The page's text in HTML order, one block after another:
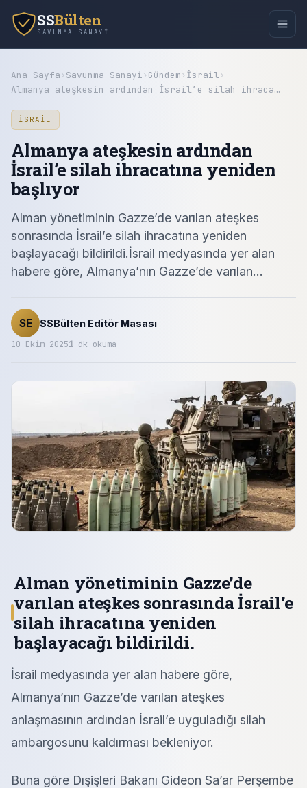
SSBülten
SAVUNMA SANAYI
Ana Sayfa› Savunma Sanayi› Gündem› İsrail›
Almanya ateşkesin ardından İsrail’e silah ihraca…
İSRAIL
Almanya ateşkesin ardından
İsrail’e silah ihracatına yeniden
başlıyor
Alman yönetiminin Gazze’de varılan ateşkes
sonrasında İsrail’e silah ihracatına yeniden
başlayacağı bildirildi.İsrail medyasında yer alan
habere göre, Almanya’nın Gazze’de varılan…
SE SSBülten Editör Masası
10 Ekim 20251 dk okuma
Alman yönetiminin Gazze’de
varılan ateşkes sonrasında İsrail’e
silah ihracatına yeniden
başlayacağı bildirildi.
İsrail medyasında yer alan habere göre,
Almanya’nın Gazze’de varılan ateşkes
anlaşmasının ardından İsrail’e uyguladığı silah
ambargosunu kaldırması bekleniyor.
Buna göre Dışişleri Bakanı Gideon Sa’ar Perşembe